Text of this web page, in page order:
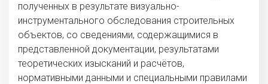
полученных в результате визуально-
инструментального обследования строительных
объектов, со сведениями, содержащимися в
представленной документации, результатами
теоретических изысканий и расчётов,
нормативными данными и специальными правилами